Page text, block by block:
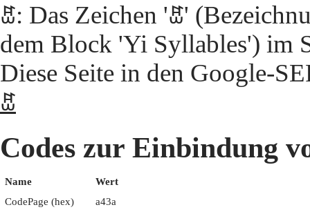
ꐺ: Das Zeichen 'ꐺ'
dem Block 'Yi Syllables') im
Diese Seite in den Google-
ꐺ
Codes zur Einbindung
Name
Wert
CodePage (hex)
a43a